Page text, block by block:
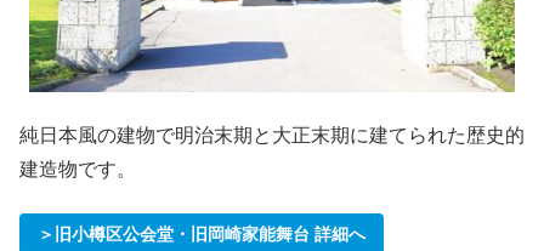
純日本風の建物で明治末期と大正末期に建てられた歴史的
建造物です。
＞旧小樽区公会堂・旧岡崎家能舞台 詳細へ